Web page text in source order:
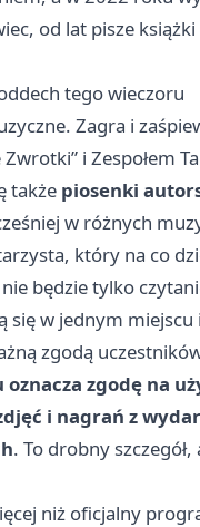
od lat pisze
tego wieczoru
Zagra i
i Zespołem
także piosenki
w różnych
który na co
będzie tylko
w jednym miejscu
zgodą
zgodę na
i nagrań z
. To drobny
niż oficjalny